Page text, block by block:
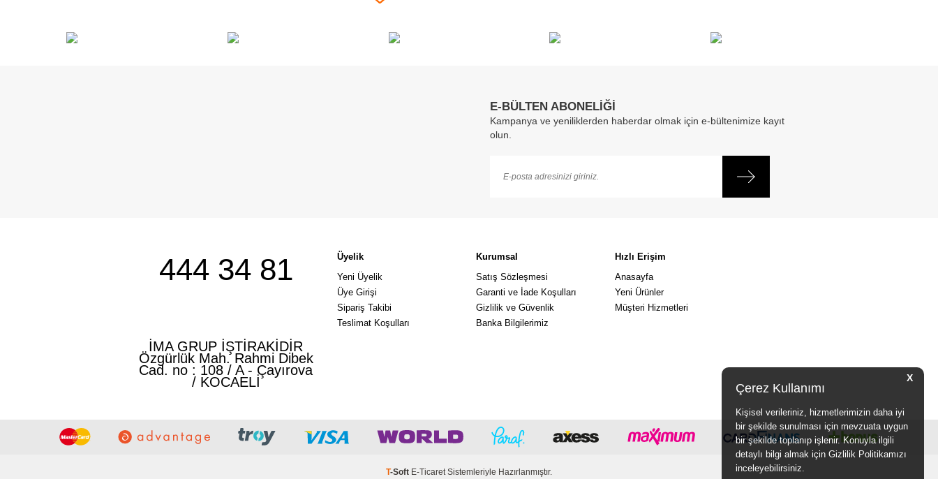
X
Çerez Kullanımı
Kişisel verileriniz, hizmetlerimizin daha iyi
bir şekilde sunulması için mevzuata uygun
bir şekilde toplanıp işlenir. Konuyla ilgili
detaylı bilgi almak için Gizlilik Politikamızı
inceleyebilirsiniz.
E-BÜLTEN ABONELİĞİ
Kampanya ve yeniliklerden haberdar olmak için e-bültenimize kayıt
olun.
444 34 81
İMA GRUP İŞTİRAKİDİR
Özgürlük Mah. Rahmi Dibek
Cad. no : 108 / A - Çayırova
/ KOCAELİ
Üyelik
Yeni Üyelik
Üye Girişi
Sipariş Takibi
Teslimat Koşulları
Kurumsal
Satış Sözleşmesi
Garanti ve İade Koşulları
Gizlilik ve Güvenlik
Banka Bilgilerimiz
Hızlı Erişim
Anasayfa
Yeni Ürünler
Müşteri Hizmetleri
T-Soft E-Ticaret Sistemleriyle Hazırlanmıştır.